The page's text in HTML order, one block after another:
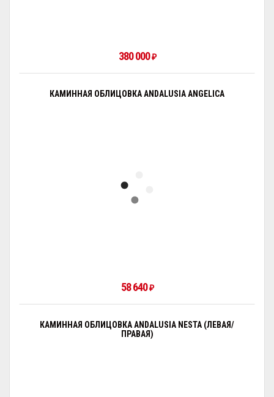
380 000₽
КАМИННАЯ ОБЛИЦОВКА ANDALUSIA ANGELICA
58 640₽
КАМИННАЯ ОБЛИЦОВКА ANDALUSIA NESTA (ЛЕВАЯ/
ПРАВАЯ)